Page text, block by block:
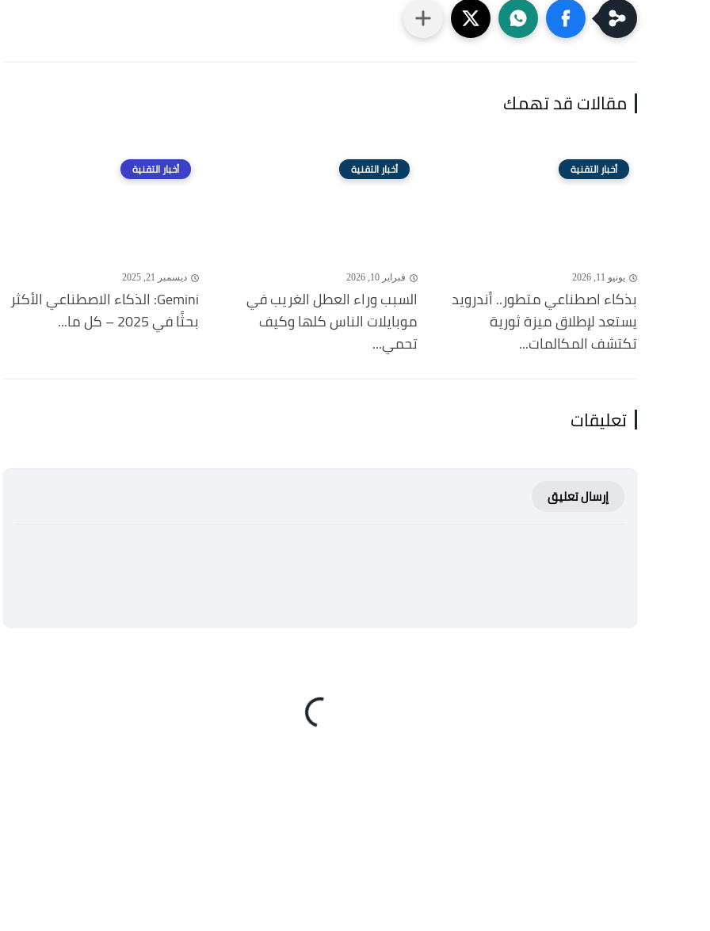
مقالات قد تهمك
أخبار التقنية
يونيو 11, 2026
بذكاء اصطناعي متطور.. أندرويد
يستعد لإطلاق ميزة ثورية
تكتشف المكالمات...
أخبار التقنية
فبراير 10, 2026
السبب وراء العطل الغريب في
موبايلات الناس كلها وكيف
تحمي...
أخبار التقنية
ديسمبر 21, 2025
Gemini: الذكاء الاصطناعي الأكثر
بحثًا في 2025 – كل ما...
تعليقات
إرسال تعليق